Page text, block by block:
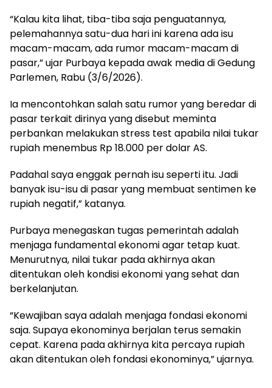
“Kalau kita lihat, tiba-tiba saja penguatannya,
pelemahannya satu-dua hari ini karena ada isu
macam-macam, ada rumor macam-macam di
pasar,” ujar Purbaya kepada awak media di Gedung
Parlemen, Rabu (3/6/2026).
Ia mencontohkan salah satu rumor yang beredar di
pasar terkait dirinya yang disebut meminta
perbankan melakukan stress test apabila nilai tukar
rupiah menembus Rp 18.000 per dolar AS.
Padahal saya enggak pernah isu seperti itu. Jadi
banyak isu-isu di pasar yang membuat sentimen ke
rupiah negatif,” katanya.
Purbaya menegaskan tugas pemerintah adalah
menjaga fundamental ekonomi agar tetap kuat.
Menurutnya, nilai tukar pada akhirnya akan
ditentukan oleh kondisi ekonomi yang sehat dan
berkelanjutan.
“Kewajiban saya adalah menjaga fondasi ekonomi
saja. Supaya ekonominya berjalan terus semakin
cepat. Karena pada akhirnya kita percaya rupiah
akan ditentukan oleh fondasi ekonominya,” ujarnya.